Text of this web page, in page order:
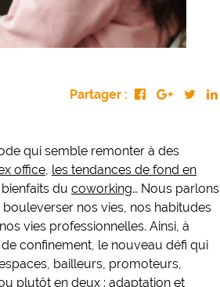
Partager :
qui semble remonter à des
office les tendances de fond en
du coworking… Nous parlons
bouleverser nos vies, nos habitudes
vies professionnelles. Ainsi, à
confinement, le nouveau défi qui
bailleurs, promoteurs,
plutôt en deux : adaptation et